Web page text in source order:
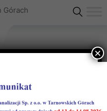
Górach
Światowy
×